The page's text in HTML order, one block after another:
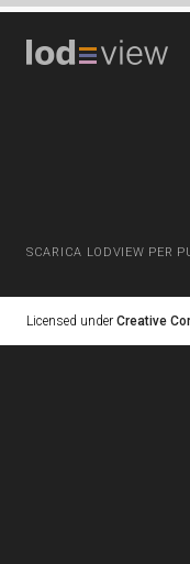
SCARICA LODVIEW PER
Licensed under Creative